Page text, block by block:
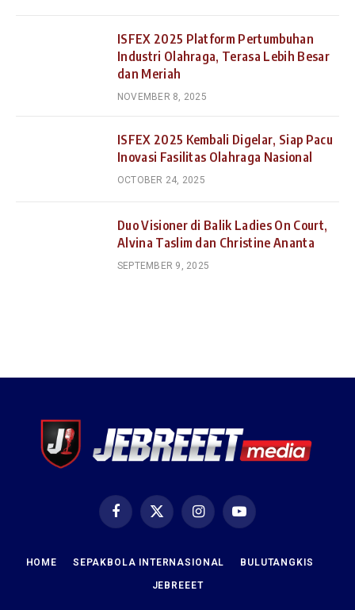
ISFEX 2025 Platform Pertumbuhan
Industri Olahraga, Terasa Lebih Besar
dan Meriah
NOVEMBER 8, 2025
ISFEX 2025 Kembali Digelar, Siap Pacu
Inovasi Fasilitas Olahraga Nasional
OCTOBER 24, 2025
Duo Visioner di Balik Ladies On Court,
Alvina Taslim dan Christine Ananta
SEPTEMBER 9, 2025
FacebookX
(Twitter)
InstagramYouTube
HOME SEPAKBOLA INTERNASIONAL BULUTANGKIS
JEBREEET